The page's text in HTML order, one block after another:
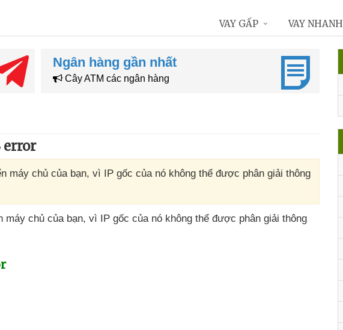
Ngân hàng gần nhất
Cây ATM các ngân hàng
error
máy chủ của bạn, vì IP gốc của nó không thể được phân giải thông
máy chủ của bạn, vì IP gốc của nó không thể được phân giải thông
VAY GẤP VAY NHANH